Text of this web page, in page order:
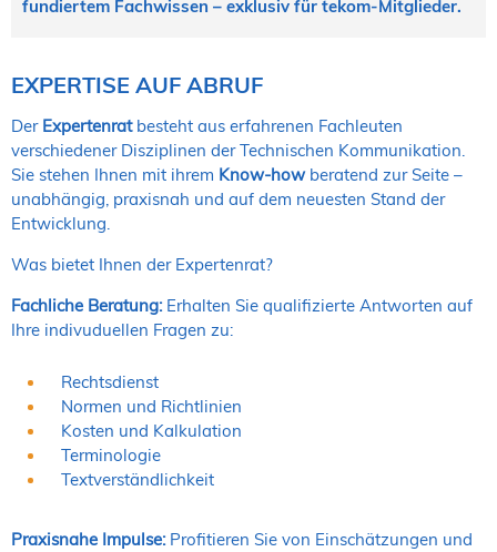
Regionalgruppen
fundiertem Fachwissen – exklusiv für tekom-Mitglieder.
EXPERTISE AUF ABRUF
DerExpertenratbesteht aus erfahrenen Fachleuten
verschiedener Disziplinen der Technischen Kommunikation.
Sie stehen Ihnen mit ihrem Know-how beratend zur Seite –
unabhängig, praxisnah und auf dem neuesten Stand der
Entwicklung.
Was bietet Ihnen der Expertenrat?
Fachliche Beratung:Erhalten Sie qualifizierte Antworten auf
Ihre indivuduellen Fragen zu:
Rechtsdienst
Normen und Richtlinien
Kosten und Kalkulation
Terminologie
Textverständlichkeit
Praxisnahe Impulse:Profitieren Sie von Einschätzungen und